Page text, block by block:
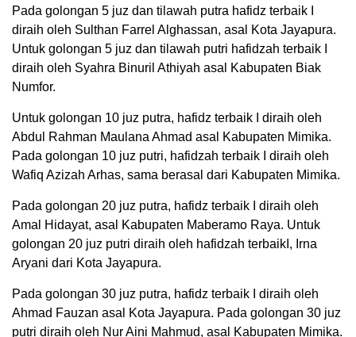
Pada golongan 5 juz dan tilawah putra hafidz terbaik I
diraih oleh Sulthan Farrel Alghassan, asal Kota Jayapura.
Untuk golongan 5 juz dan tilawah putri hafidzah terbaik I
diraih oleh Syahra Binuril Athiyah asal Kabupaten Biak
Numfor.
Untuk golongan 10 juz putra, hafidz terbaik I diraih oleh
Abdul Rahman Maulana Ahmad asal Kabupaten Mimika.
Pada golongan 10 juz putri, hafidzah terbaik I diraih oleh
Wafiq Azizah Arhas, sama berasal dari Kabupaten Mimika.
Pada golongan 20 juz putra, hafidz terbaik I diraih oleh
Amal Hidayat, asal Kabupaten Maberamo Raya. Untuk
golongan 20 juz putri diraih oleh hafidzah terbaikI, Irna
Aryani dari Kota Jayapura.
Pada golongan 30 juz putra, hafidz terbaik I diraih oleh
Ahmad Fauzan asal Kota Jayapura. Pada golongan 30 juz
putri diraih oleh Nur Aini Mahmud, asal Kabupaten Mimika.